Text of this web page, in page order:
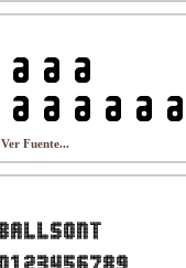
Ver Fuente...